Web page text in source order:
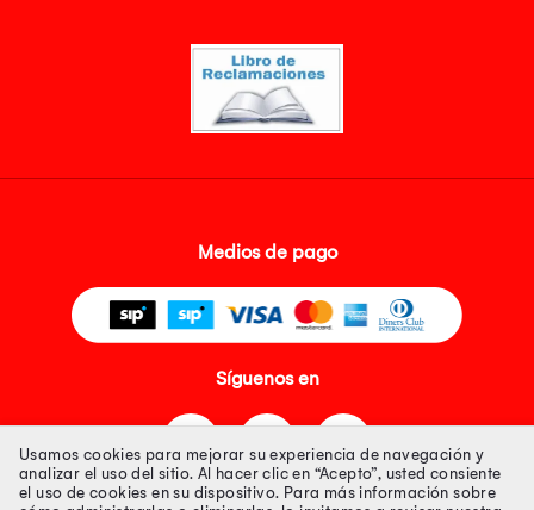
Medios de pago
Síguenos en
Usamos cookies para mejorar su experiencia de navegación y
analizar el uso del sitio. Al hacer clic en “Acepto”, usted consiente
el uso de cookies en su dispositivo. Para más información sobre